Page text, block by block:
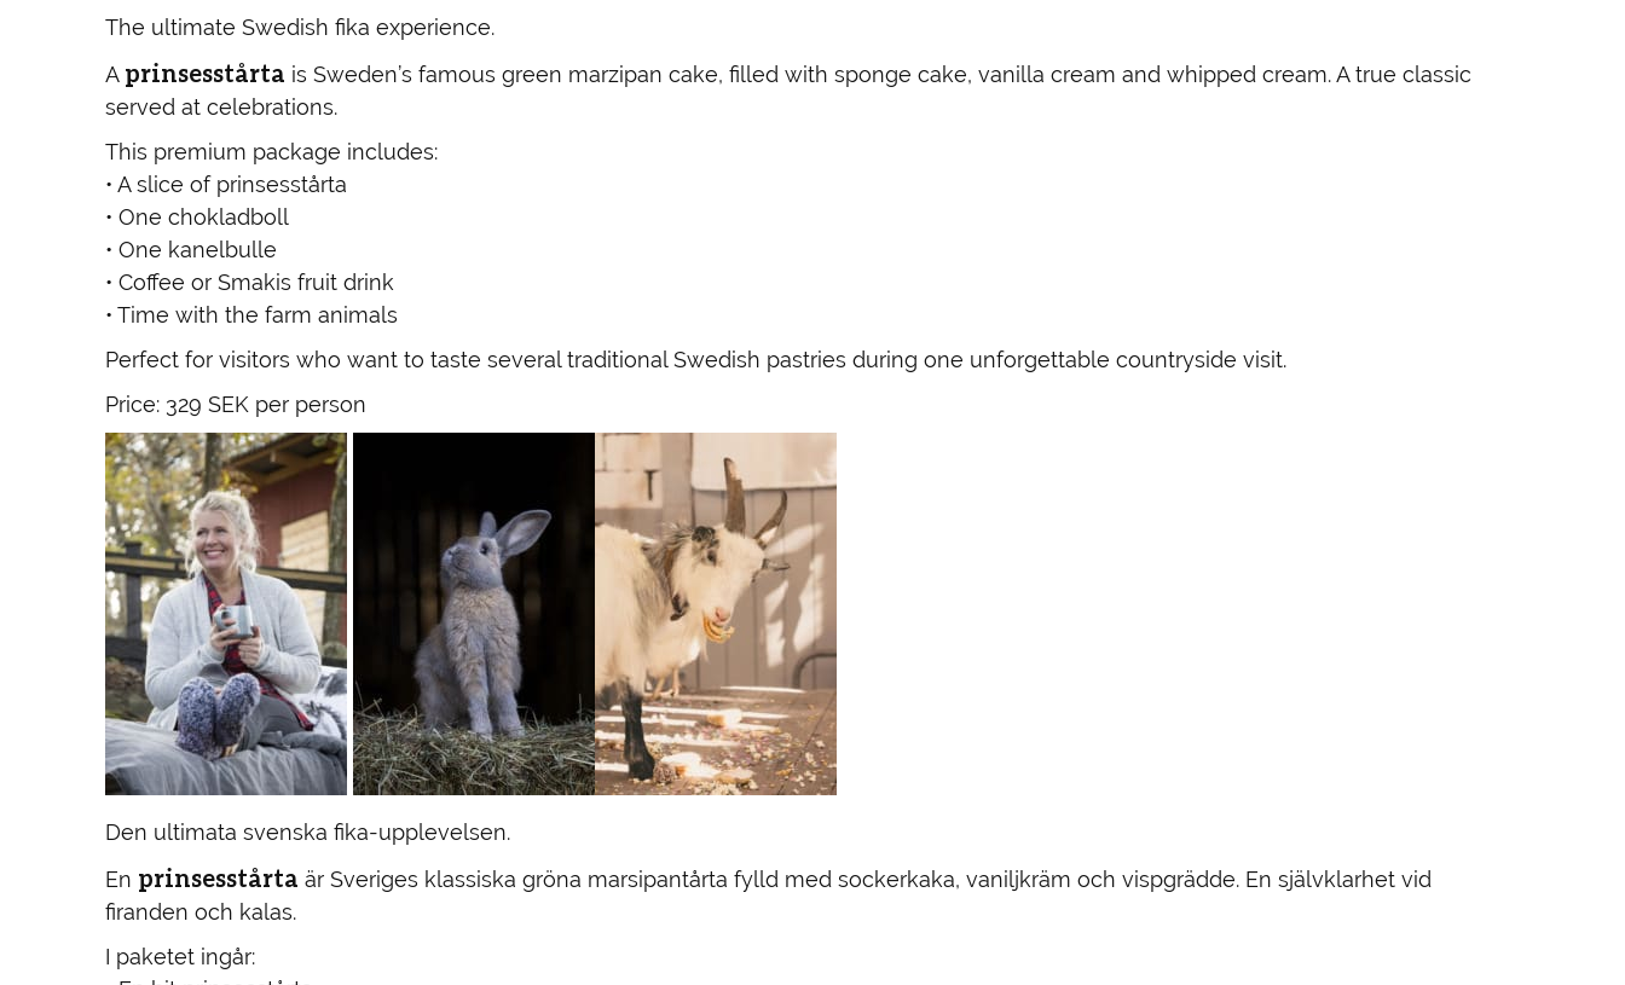
The ultimate Swedish fika experience.
A prinsesstårta is Sweden’s famous green marzipan cake, filled with sponge cake, vanilla cream and whipped cream. A true classic
served at celebrations.
This premium package includes:
• A slice of prinsesstårta
• One chokladboll
• One kanelbulle
• Coffee or Smakis fruit drink
• Time with the farm animals
Perfect for visitors who want to taste several traditional Swedish pastries during one unforgettable countryside visit.
Price: 329 SEK per person
Den ultimata svenska fika-upplevelsen.
En prinsesstårta är Sveriges klassiska gröna marsipantårta fylld med sockerkaka, vaniljkräm och vispgrädde. En självklarhet vid
firanden och kalas.
I paketet ingår: